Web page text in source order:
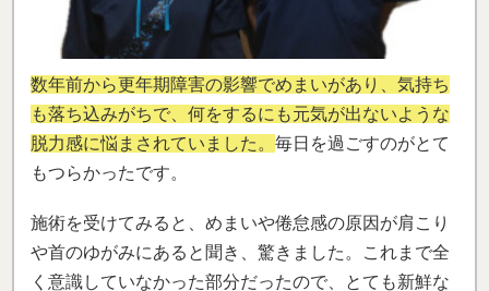
数年前から更年期障害の影響でめまいがあり、気持ち
も落ち込みがちで、何をするにも元気が出ないような
脱力感に悩まされていました。 毎日を過ごすのがとて
もつらかったです。
施術を受けてみると、めまいや倦怠感の原因が肩こり
や首のゆがみにあると聞き、驚きました。これまで全
く意識していなかった部分だったので、とても新鮮な